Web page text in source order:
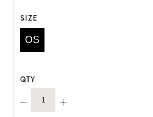
上げられています。
「Provence 10」は一部仕様
オーダーをいただいたタイミ
ずれかの商品のお届けになり
SIZE
OS
QTY